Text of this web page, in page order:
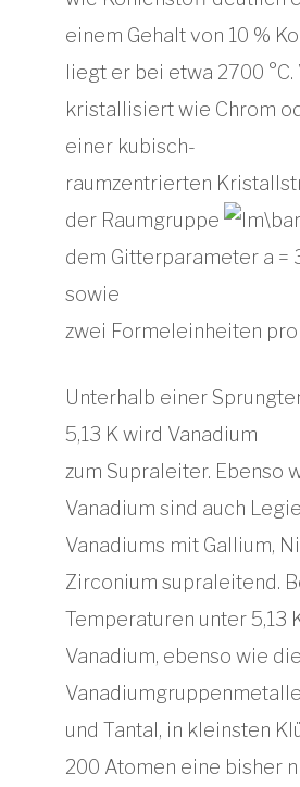
einem Gehalt von 10 %
liegt er bei etwa 2700 °C.
kristallisiert wie Chrom
einer kubisch-
raumzentrierten
der Raumgruppe
dem Gitterparameter a =
sowie
zwei Formeleinheiten
Unterhalb einer
5,13 K wird Vanadium
zum Supraleiter. Ebenso
Vanadium sind auch
Vanadiums mit Gallium,
Zirconium supraleitend.
Temperaturen unter 5,13
Vanadium, ebenso wie die
und Tantal, in kleinsten
200 Atomen eine bisher